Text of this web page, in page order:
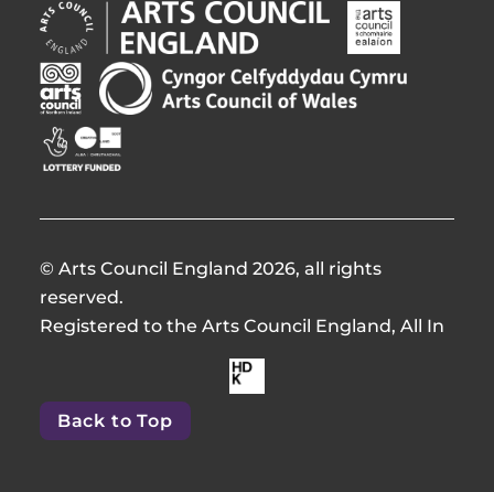
Arts
Council
England
Opens
in
new
window
Arts
Council
Northern
Ireland
Arts
Council
of
Wales
window
Creative
Scotland
Opens
in
Opens
in
window
© Arts Council England 2026, all rights
reserved.
Registered to the Arts Council England, All In
Made
by
Back to Top